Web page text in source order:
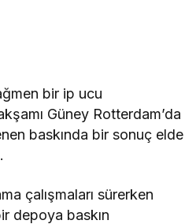
bir ip ucu
Güney Rotterdam’da
baskında bir sonuç elde
çalışmaları sürerken
depoya baskın